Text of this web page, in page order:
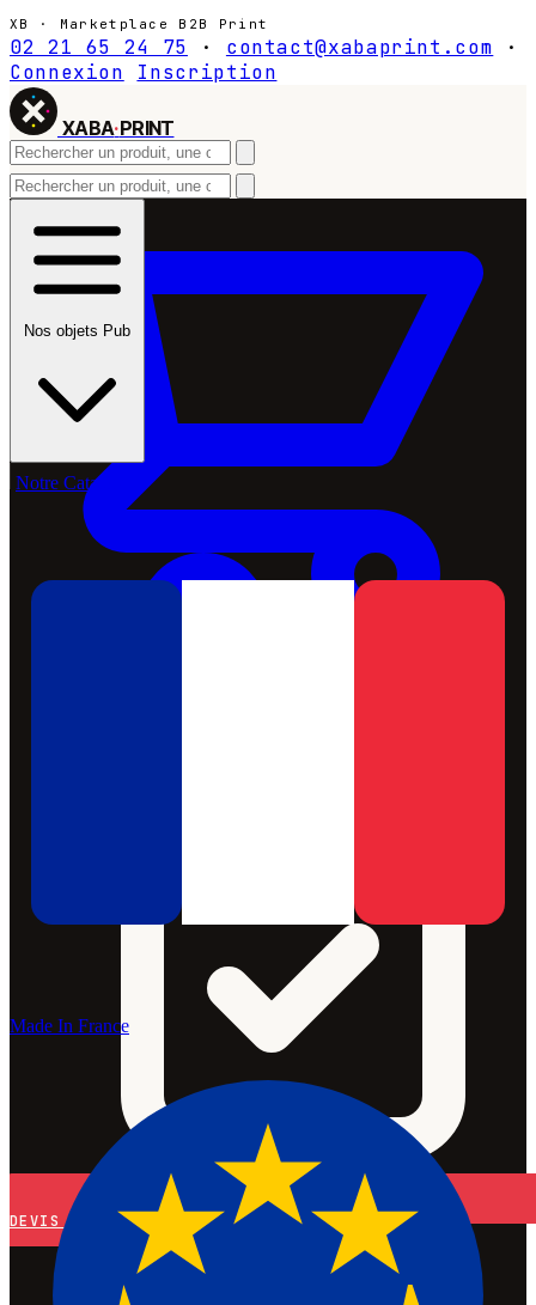
XB · Marketplace B2B Print
02 21 65 24 75 · contact@xabaprint.com
·
Connexion
Inscription
XABA·PRINT
DEVIS
Nos objets Pub
Notre Catalogue
Made In France